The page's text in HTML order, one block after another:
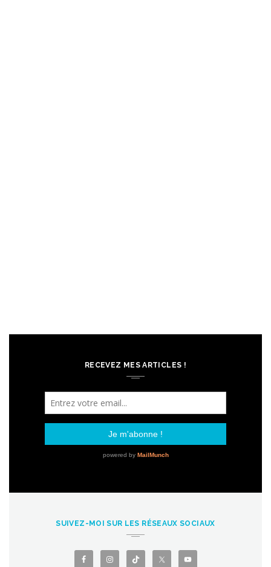
RECEVEZ MES ARTICLES !
SUIVEZ-MOI SUR LES RÉSEAUX SOCIAUX